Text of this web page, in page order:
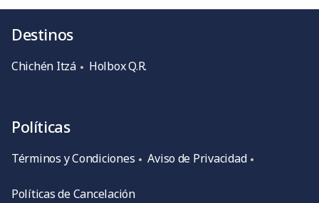
Destinos
Chichén Itzá Holbox Q.R.
Políticas
Términos y Condiciones Aviso de Privacidad
Políticas de Cancelación